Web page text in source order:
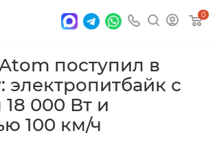
0
поступил в
электропитбайк с
000 Вт и
100 км/ч